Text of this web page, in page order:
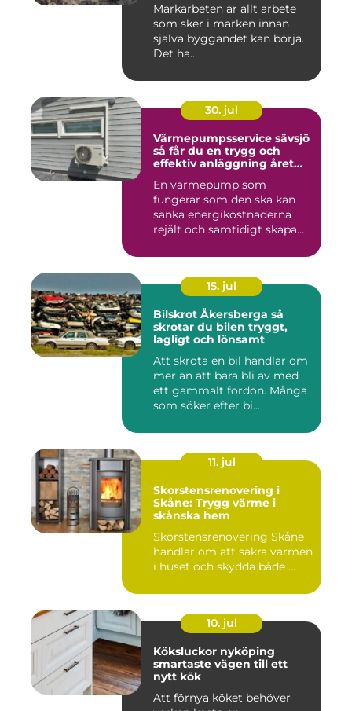
Markarbeten är allt arbete
som sker i marken innan
själva byggandet kan börja.
Det ha...
30. jul
Värmepumpsservice sävsjö
så får du en trygg och
effektiv anläggning året
En värmepump som
fungerar som den ska kan
sänka energikostnaderna
rejält och samtidigt skapa
15. jul
Bilskrot Åkersberga så
skrotar du bilen tryggt,
lagligt och lönsamt
Att skrota en bil handlar om
mer än att bara bli av med
ett gammalt fordon. Många
som söker efter bi...
11. jul
Skorstensrenovering i
Skåne: Trygg värme i
skånska hem
Skorstensrenovering Skåne
handlar om att säkra värmen
i huset och skydda både ...
10. jul
Köksluckor nyköping
smartaste vägen till ett
nytt kök
Att förnya köket behöver